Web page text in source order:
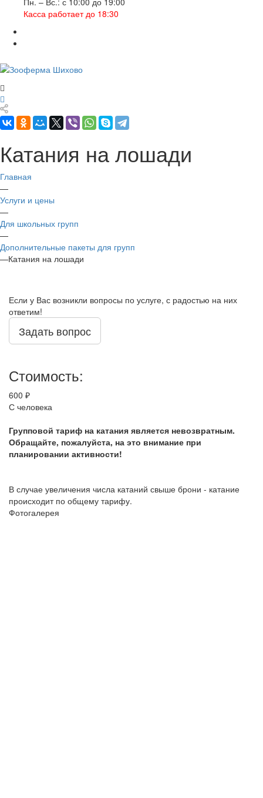
Касса работает до 18:30
Катания на лошади
Главная
—
Услуги и цены
—
Для школьных групп
—
Дополнительные пакеты для групп
—Катания на лошади
Если у Вас возникли вопросы по услуге, с радостью на них
ответим!
Задать вопрос
Стоимость:
600 ₽
С человека
Групповой тариф на катания является невозвратным.
Обращайте, пожалуйста, на это внимание при
планировании активности!
В случае увеличения числа катаний свыше брони - катание
происходит по общему тарифу.
Фотогалерея